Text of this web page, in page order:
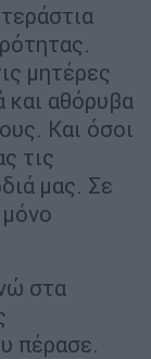
μητέρες
και αθόρυβα
Και όσοι
τις
μας. Σε
στα
πέρασε.